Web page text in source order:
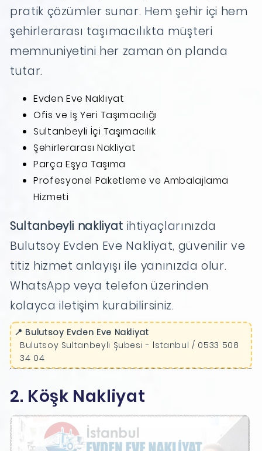
pratik çözümler sunar. Hem şehir içi hem
şehirlerarası taşımacılıkta müşteri
memnuniyetini her zaman ön planda
tutar.
Evden Eve Nakliyat
Ofis ve İş Yeri Taşımacılığı
Sultanbeyli İçi Taşımacılık
Şehirlerarası Nakliyat
Parça Eşya Taşıma
Profesyonel Paketleme ve Ambalajlama
Hizmeti
Sultanbeyli nakliyat ihtiyaçlarınızda
Bulutsoy Evden Eve Nakliyat, güvenilir ve
titiz hizmet anlayışı ile yanınızda olur.
WhatsApp veya telefon üzerinden
kolayca iletişim kurabilirsiniz.
📍 Bulutsoy Evden Eve Nakliyat
Bulutsoy Sultanbeyli Şubesi - İstanbul / 0533 508
34 04
2. Köşk Nakliyat